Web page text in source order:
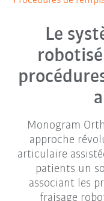
Le
Monogram
approche
articulaire
patients un
associant les
fraisage